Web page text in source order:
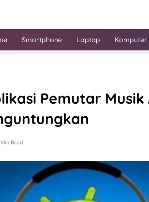
Smartphone Laptop Komputer
Pemutar
Read